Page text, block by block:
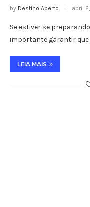
by Destino Aberto abril
Se estiver se
importante garantir que
LEIA MAIS